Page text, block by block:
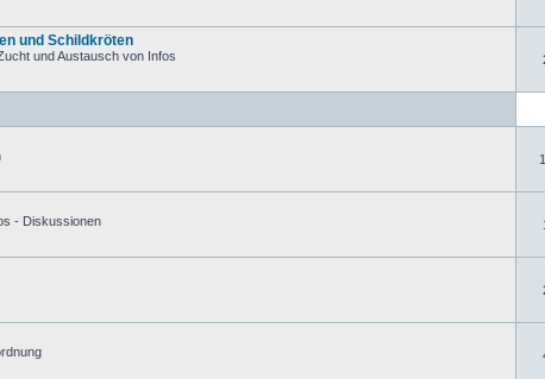
und Schildkröten
und Austausch von Infos
- Diskussionen